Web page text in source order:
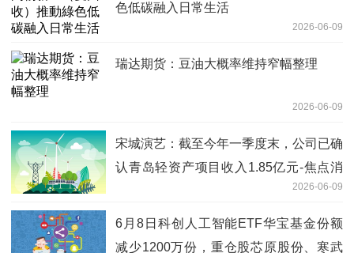
色低碳融入日常生活
2026-06-09
瑞达期货：豆油大概率维持窄幅整理
2026-06-09
宋城演艺：截至今年一季度末，公司已确
认青岛轻资产项目收入1.85亿元-焦点消
2026-06-09
6月8日科创人工智能ETF华宝基金份额
减少1200万份，重仓股芯原股份、寒武